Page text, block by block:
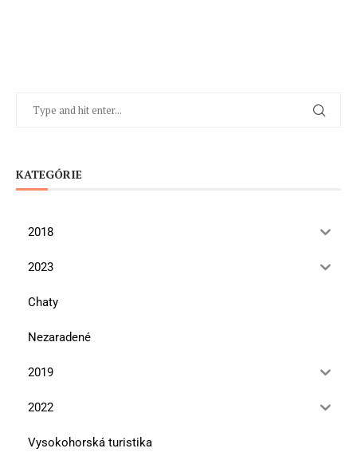
KATEGÓRIE
2018
2023
Chaty
Nezaradené
2019
2022
Vysokohorská turistika